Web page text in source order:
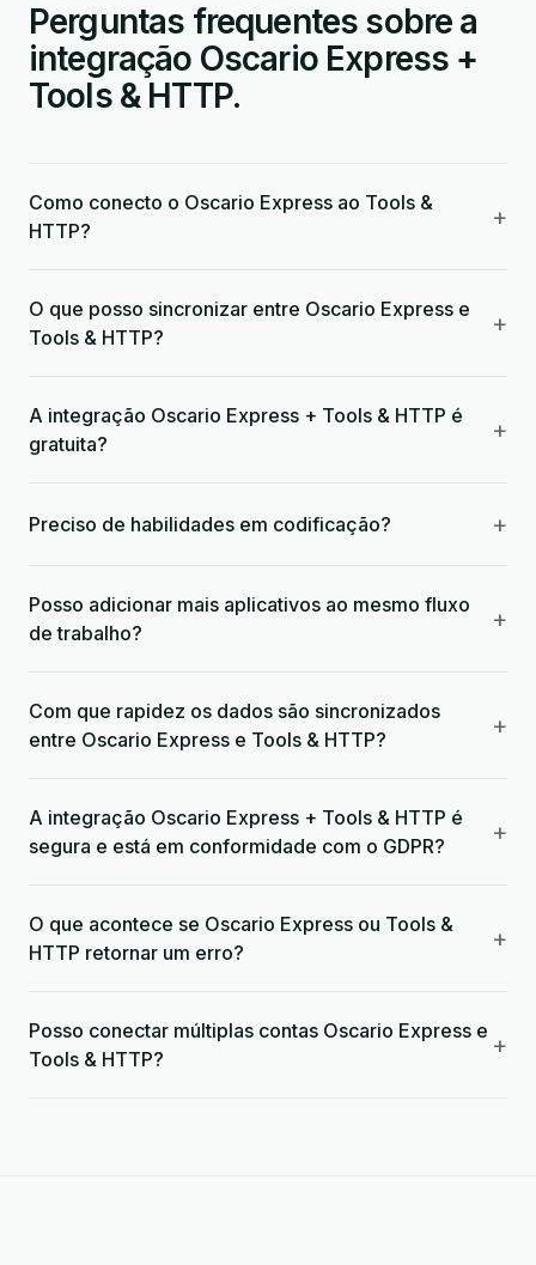
Perguntas frequentes sobre a
integração Oscario Express +
Tools & HTTP.
Como conecto o Oscario Express ao Tools &
HTTP?
+
O que posso sincronizar entre Oscario Express e
Tools & HTTP?
+
A integração Oscario Express + Tools & HTTP é
gratuita?
+
Preciso de habilidades em codificação? +
Posso adicionar mais aplicativos ao mesmo fluxo
de trabalho?
+
Com que rapidez os dados são sincronizados
entre Oscario Express e Tools & HTTP?
+
A integração Oscario Express + Tools & HTTP é
segura e está em conformidade com o GDPR?
+
O que acontece se Oscario Express ou Tools &
HTTP retornar um erro?
+
Posso conectar múltiplas contas Oscario Express e
Tools & HTTP?
+